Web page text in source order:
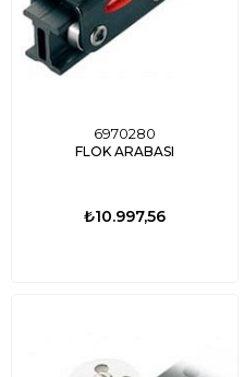
6970280
FLOK ARABASI
₺10.997,56